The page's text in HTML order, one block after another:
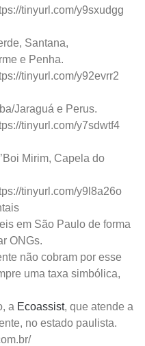
tinyurl.com/y9sxudgg
Santana,
e Penha.
tinyurl.com/y92evrr2
Jaraguá e Perus.
tinyurl.com/y7sdwtf4
Mirim, Capela do
tinyurl.com/y9l8a26o
em São Paulo de forma
ONGs.
não cobram por esse
uma taxa simbólica,
a Ecoassist, que atende a
no estado paulista.